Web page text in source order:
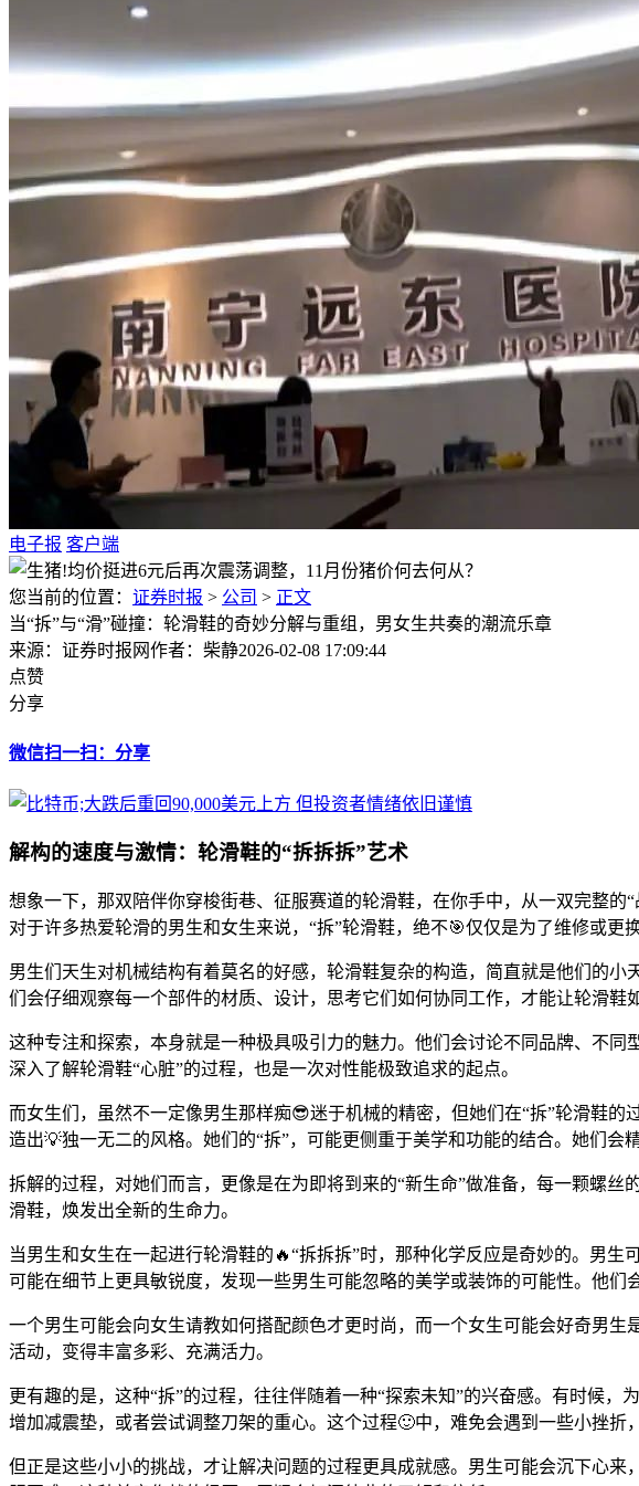
电子报 客户端
您当前的位置： 证券时报 > 公司 > 正文
当“拆”与“滑”碰撞：轮滑鞋的奇妙分解与重组，男女生共奏的潮流乐章
来源：证券时报网作者：柴静2026-02-08 17:09:44
点赞
分享
微信扫一扫：分享
解构的速度与激情：轮滑鞋的“拆拆拆”艺术
想象一下，那双陪伴你穿梭街巷、征服赛道的轮滑鞋，在你手中，从一双完整
对于许多热爱轮滑的男生和女生来说，“拆”轮滑鞋，绝不🎯仅仅是为了维修或更
男生们天生对机械结构有着莫名的好感，轮滑鞋复杂的构造，简直就是他们的
们会仔细观察每一个部件的材质、设计，思考它们如何协同工作，才能让轮滑鞋
这种专注和探索，本身就是一种极具吸引力的魅力。他们会讨论不同品牌、不
深入了解轮滑鞋“心脏”的过程，也是一次对性能极致追求的起点。
而女生们，虽然不一定像男生那样痴😎迷于机械的精密，但她们在“拆”轮滑鞋
造出💡独一无二的风格。她们的“拆”，可能更侧重于美学和功能的结合。她们
拆解的过程，对她们而言，更像是在为即将到来的“新生命”做准备，每一颗螺
滑鞋，焕发出全新的生命力。
当男生和女生在一起进行轮滑鞋的🔥“拆拆拆”时，那种化学反应是奇妙的。男
可能在细节上更具敏锐度，发现一些男生可能忽略的美学或装饰的可能性。他们
一个男生可能会向女生请教如何搭配颜色才更时尚，而一个女生可能会好奇男
活动，变得丰富多彩、充满活力。
更有趣的是，这种“拆”的过程，往往伴随着一种“探索未知”的兴奋感。有时候
增加减震垫，或者尝试调整刀架的重心。这个过程🙂中，难免会遇到一些小挫折
但正是这些小小的挑战，才让解决问题的过程更具成就感。男生可能会沉下心